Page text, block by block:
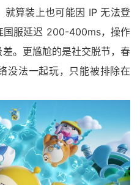
就算装上也可能因 IP 无法登
国服延迟 200-400ms，操作
。更尴尬的是社交脱节，春
没法一起玩，只能被排除在